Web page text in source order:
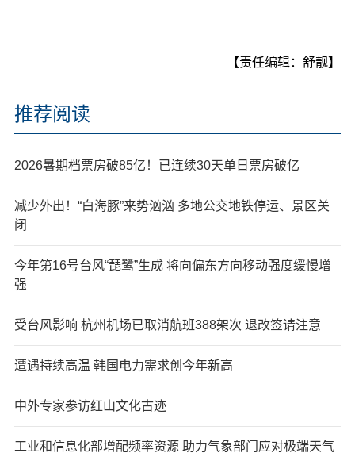
【责任编辑：舒靓】
推荐阅读
2026暑期档票房破85亿！已连续30天单日票房破亿
减少外出！“白海豚”来势汹汹 多地公交地铁停运、景区关
闭
今年第16号台风“琵鹭”生成 将向偏东方向移动强度缓慢增
强
受台风影响 杭州机场已取消航班388架次 退改签请注意
遭遇持续高温 韩国电力需求创今年新高
中外专家参访红山文化古迹
工业和信息化部增配频率资源 助力气象部门应对极端天气